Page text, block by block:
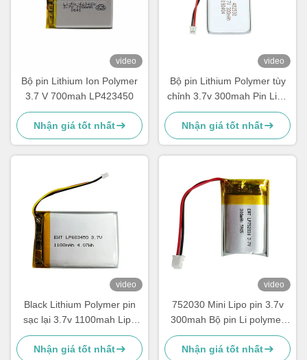
video
Bộ pin Lithium Ion Polymer
3.7 V 700mah LP423450
Nhận giá tốt nhất
video
Bộ pin Lithium Polymer tùy
chỉnh 3.7v 300mah Pin LiPo
402530
Nhận giá tốt nhất
video
Black Lithium Polymer pin
sạc lại 3.7v 1100mah Lipo
pin Pack
Nhận giá tốt nhất
video
752030 Mini Lipo pin 3.7v
300mah Bộ pin Li polymer
sạc lại
Nhận giá tốt nhất